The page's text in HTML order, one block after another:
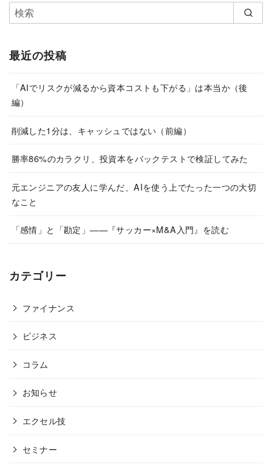
最近の投稿
「AIでリスクが減るから資本コストも下がる」は本当か（後
編）
削減した1分は、キャッシュではない（前編）
勝率86%のカラクリ、投資本をバックテストで検証してみた
元エンジニアの友人に学んだ、AIを使う上でたった一つの大切
なこと
「感情」と「勘定」——『サッカー×M&A入門』を読む
カテゴリー
ファイナンス
ビジネス
コラム
お知らせ
エクセル技
セミナー